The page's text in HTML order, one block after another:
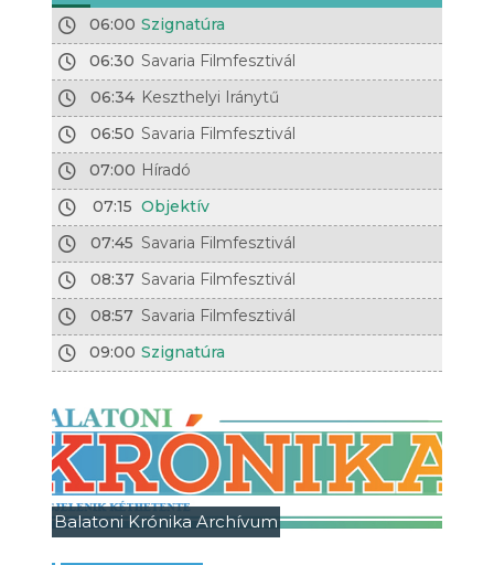
06:00 Szignatúra
06:30 Savaria Filmfesztivál
06:34 Keszthelyi Iránytű
06:50 Savaria Filmfesztivál
07:00 Híradó
07:15 Objektív
07:45 Savaria Filmfesztivál
08:37 Savaria Filmfesztivál
08:57 Savaria Filmfesztivál
09:00 Szignatúra
Balatoni Krónika Archívum